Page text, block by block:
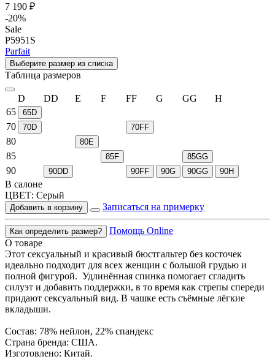
7 190 ₽
-20%
Sale
P5951S
Parfait
Выберите размер из списка
Таблица размеров
D DD E F FF G GG
H
65
65D
70 70D 70FF
80 80E
85 85F 85GG
90 90DD 90FF 90G 90GG 90H
В салоне
ЦВЕТ: Серый
Добавить в корзину Записаться на примерку
Как определить размер?
Помощь Online
О товаре
Этот сексуальный и красивый бюстгальтер без косточек
идеально подходит для всех женщин с большой грудью и
полной фигурой. Удлинённая спинка помогает сгладить
силуэт и добавить поддержки, в то время как стрепы спереди
придают сексуальный вид. В чашке есть съёмные лёгкие
вкладыши.
Состав: 78% нейлон, 22% спандекс
Страна бренда: США.
Изготовлено: Китай.